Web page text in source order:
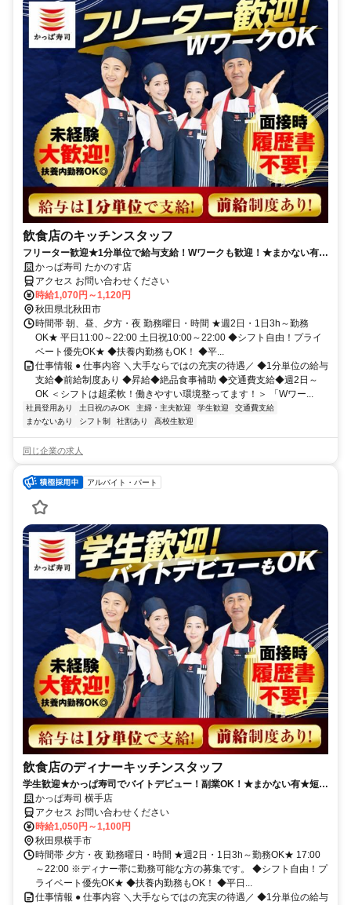
飲食店のキッチンスタッフ
フリーター歓迎★1分単位で給与支給！Wワークも歓迎！★まかない有★
短時間OK★履歴書不要
かっぱ寿司 たかのす店
アクセス お問い合わせください
時給1,070円～1,120円
秋田県北秋田市
時間帯 朝、昼、夕方・夜 勤務曜日・時間 ★週2日・1日3h～勤務
OK★ 平日11:00～22:00 土日祝10:00～22:00 ◆シフト自由！プライ
ベート優先OK★ ◆扶養内勤務もOK！ ◆平...
仕事情報 ● 仕事内容 ＼大手ならではの充実の待遇／ ◆1分単位の給与
支給◆前給制度あり ◆昇給◆絶品食事補助 ◆交通費支給◆週2日～
OK ＜シフトは超柔軟！働きやすい環境整ってます！＞ 「Wワー...
社員登用あり 土日祝のみOK 主婦・主夫歓迎 学生歓迎
交通費支給
まかないあり
シフト制 社割あり 高校生歓迎
同じ企業の求人
アルバイト・パート
飲食店のディナーキッチンスタッフ
学生歓迎★かっぱ寿司でバイトデビュー！副業OK！★まかない有★短時
間OK★履歴書不要
かっぱ寿司 横手店
アクセス お問い合わせください
時給1,050円～1,100円
秋田県横手市
時間帯 夕方・夜 勤務曜日・時間 ★週2日・1日3h～勤務OK★ 17:00
～22:00 ※ディナー帯に勤務可能な方の募集です。 ◆シフト自由！プ
ライベート優先OK★ ◆扶養内勤務もOK！ ◆平日...
仕事情報 ● 仕事内容 ＼大手ならではの充実の待遇／ ◆1分単位の給与